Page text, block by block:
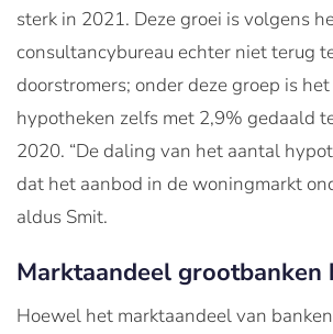
sterk in 2021. Deze groei is volgens
consultancybureau echter niet terug
doorstromers; onder deze groep is
hypotheken zelfs met 2,9% gedaald
2020. “De daling van het aantal
dat het aanbod in de woningmarkt
aldus Smit.
Marktaandeel
Hoewel het marktaandeel van